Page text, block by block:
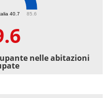
40.7 85.6
nelle abitazioni